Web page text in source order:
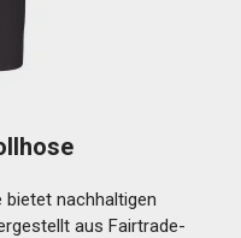
bietet nachhaltigen
aus Fairtrade-